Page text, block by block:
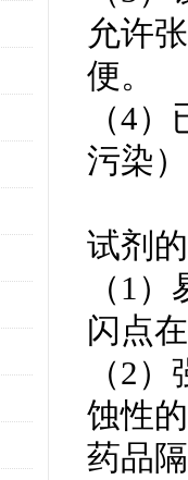
允许
便。
（4
污染
试剂
（1
闪点
（2
蚀性
药品